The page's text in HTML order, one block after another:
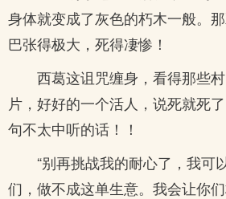
身体就变成了灰色的朽木一般。
巴张得极大，死得凄惨！
西葛这诅咒缠身，看得那些
片，好好的一个活人，说死就死
句不太中听的话！！
“别再挑战我的耐心了，我可
们，做不成这单生意。我会让你